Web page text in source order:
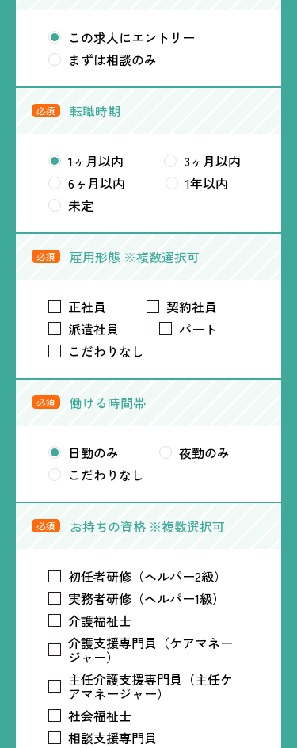
この求人にエントリー
まずは相談のみ
必須 転職時期
1ヶ月以内
3ヶ月以内
6ヶ月以内
1年以内
未定
必須 雇用形態 ※複数選択可
正社員
契約社員
派遣社員
パート
こだわりなし
必須 働ける時間帯
日勤のみ
夜勤のみ
こだわりなし
必須 お持ちの資格 ※複数選択可
初任者研修（ヘルパー2級）
実務者研修（ヘルパー1級）
介護福祉士
介護支援専門員（ケアマネー
ジャー）
主任介護支援専門員（主任ケ
アマネージャー）
社会福祉士
相談支援専門員